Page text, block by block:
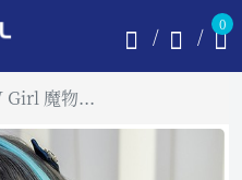
0
MW Girl 魔物姫 115cm ネコちゃん